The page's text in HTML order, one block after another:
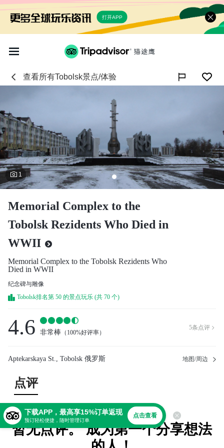
打开APP
查看所有Tobolsk景点/体验
 1
Memorial Complex to the
Tobolsk Rezidents Who Died in
WWII
Memorial Complex to the Tobolsk Rezidents Who
Died in WWII
纪念碑与雕像
Tobolsk排名第 50 的景点玩乐 (共 70 个)
4.6 非常棒 （ 100%好评率）
5条点评 
Aptekarskaya St., Tobolsk 俄罗斯 地图/周边
点评
暂无点评。 成为第一个分享想法
下载APP，最高享15%订单返现
预订轻松便捷，随时管理订单
点击查看